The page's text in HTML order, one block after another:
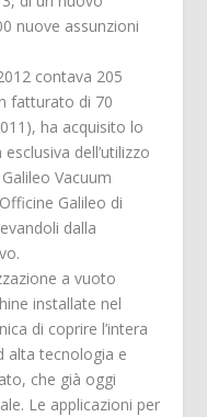
nuove assunzioni
contava 205
fatturato di 70
ha acquisito lo
dell’utilizzo
Vacuum
Galileo di
dalla
a vuoto
installate nel
di coprire l’intera
alta tecnologia e
che già oggi
Le applicazioni per